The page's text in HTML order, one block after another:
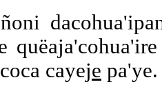
cayeje pa'ye.